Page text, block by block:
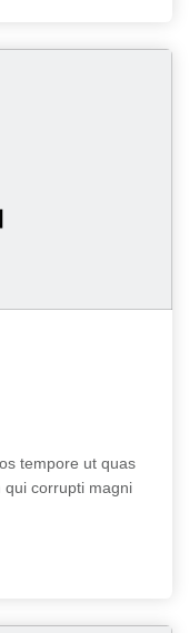
tempore ut quas
qui corrupti magni